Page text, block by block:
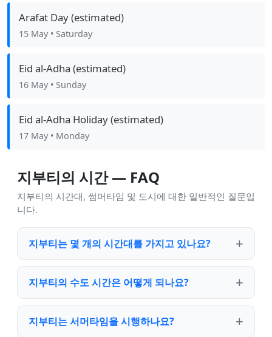
Arafat Day (estimated)
15 May • Saturday
Eid al-Adha (estimated)
16 May • Sunday
Eid al-Adha Holiday (estimated)
17 May • Monday
지부티의 시간 — FAQ
지부티의 시간대, 썸머타임 및 도시에 대한 일반적인 질문입
니다.
지부티는 몇 개의 시간대를 가지고 있나요?
지부티의 수도 시간은 어떻게 되나요?
지부티는 서머타임을 시행하나요?